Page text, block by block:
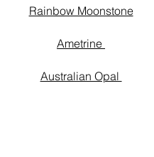
Rainbow Moonstone
Ametrine
Australian Opal